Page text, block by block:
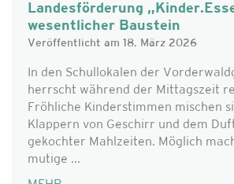
Landesförderung
wesentlicher Baustein
Veröffentlicht am 18. März 2026
In den Schullokalen der
herrscht während der Mittagszeit
Fröhliche Kinderstimmen mischen
Klappern von Geschirr und dem
gekochter Mahlzeiten. Möglich
mutige ...